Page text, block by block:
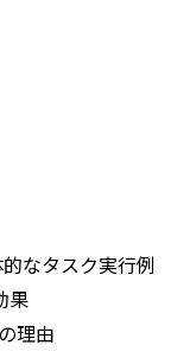
なタスク実行例
果
理由